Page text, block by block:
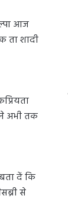
आज
ता शादी
अभी तक
दें कि
से